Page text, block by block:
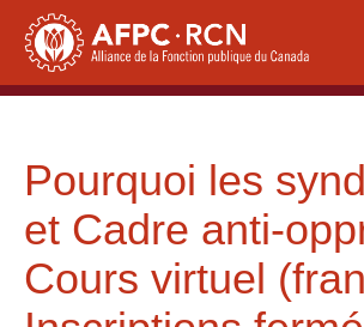
Skip
content
Pourquoi les
et Cadre anti-
Cours virtuel